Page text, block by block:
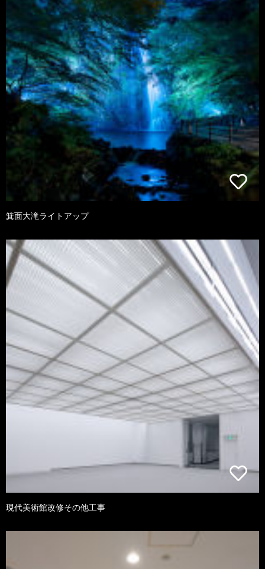
箕面大滝ライトアップ
現代美術館改修その他工事